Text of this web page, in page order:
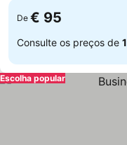
De € 95
Consulte os preços de
Escolha popular